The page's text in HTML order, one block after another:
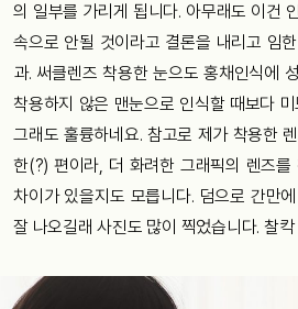
의 일부를 가리게 됩니다. 아무래도 이건
속으로 안될 것이라고 결론을 내리고 임
과. 써클렌즈 착용한 눈으도 홍채인식에
착용하지 않은 맨눈으로 인식할 때보다
그래도 훌륭하네요. 참고로 제가 착용한
한(?) 편이라, 더 화려한 그래픽의 렌즈를
차이가 있을지도 모릅니다. 덤으로 간만
잘 나오길래 사진도 많이 찍었습니다. 찰칵